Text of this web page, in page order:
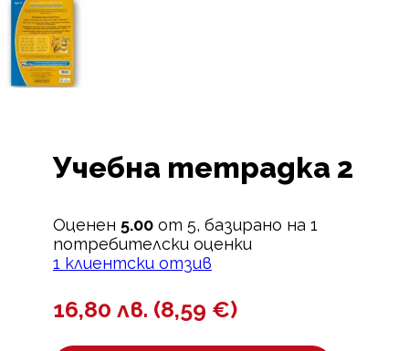
Учебна тетрадка 2
Оценен 5.00 от 5, базирано на 1
потребителски оценки
1 клиентски отзив
16,80 лв. (8,59 €)